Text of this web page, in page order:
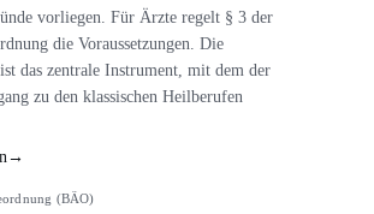
vorliegen. Für Ärzte regelt § 3 der
die Voraussetzungen. Die
das zentrale Instrument, mit dem der
zu den klassischen Heilberufen
→
(BÄO)